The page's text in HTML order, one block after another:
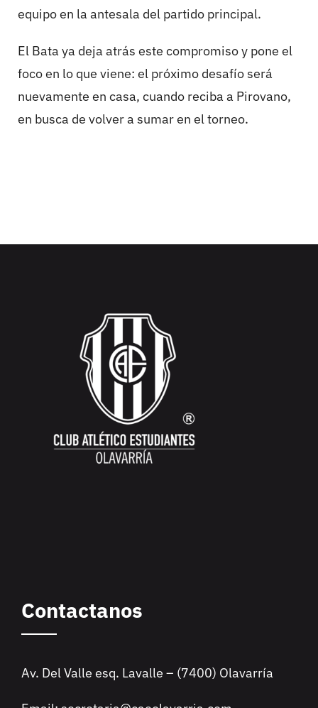
equipo en la antesala del partido principal.
El Bata ya deja atrás este compromiso y pone el
foco en lo que viene: el próximo desafío será
nuevamente en casa, cuando reciba a Pirovano,
en busca de volver a sumar en el torneo.
Contactanos
Av. Del Valle esq. Lavalle – (7400) Olavarría